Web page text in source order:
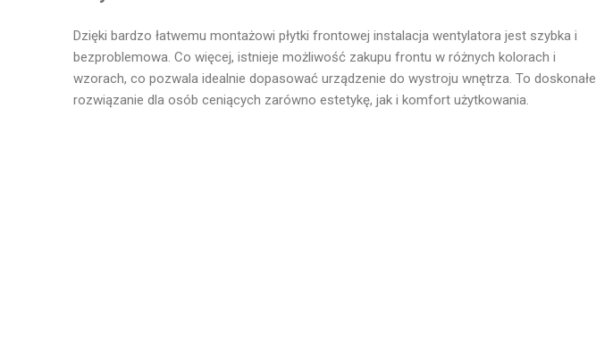
Dzięki bardzo łatwemu montażowi płytki frontowej instalacja wentylatora jest szybka i
bezproblemowa. Co więcej, istnieje możliwość zakupu frontu w różnych kolorach i
wzorach, co pozwala idealnie dopasować urządzenie do wystroju wnętrza. To doskonałe
rozwiązanie dla osób ceniących zarówno estetykę, jak i komfort użytkowania.